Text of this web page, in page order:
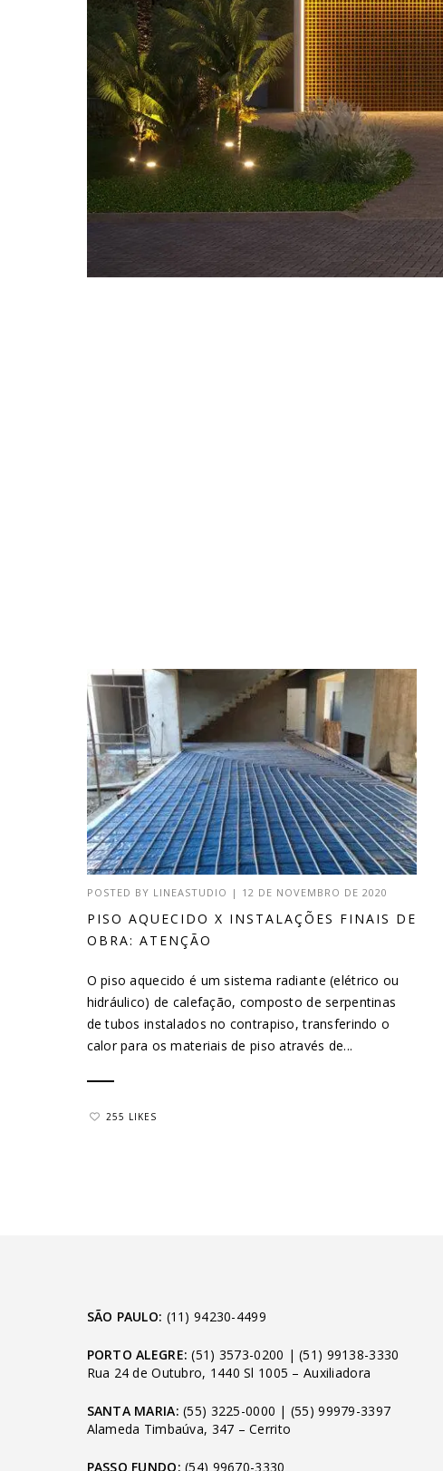
POSTED BY LINEASTUDIO | 12 DE NOVEMBRO DE 2020
PISO AQUECIDO X INSTALAÇÕES FINAIS DE
OBRA: ATENÇÃO
O piso aquecido é um sistema radiante (elétrico ou
hidráulico) de calefação, composto de serpentinas
de tubos instalados no contrapiso, transferindo o
calor para os materiais de piso através de...
255 LIKES
SÃO PAULO: (11) 94230-4499
PORTO ALEGRE: (51) 3573-0200 |(51) 99138-3330
Rua 24 de Outubro, 1440 Sl 1005 – Auxiliadora
SANTA MARIA: (55) 3225-0000 | (55) 99979-3397
Alameda Timbaúva, 347 – Cerrito
PASSO FUNDO: (54) 99670-3330